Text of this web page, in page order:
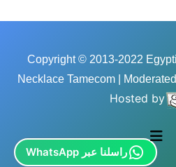
راسلنا عبر WhatsApp
Copyright © 2013-2022
Necklace Tamecom |
Hosted by